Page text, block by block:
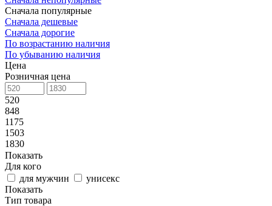
Сначала популярные
Сначала дешевые
Сначала дорогие
По возрастанию наличия
По убыванию наличия
Цена
Розничная цена
520
848
1175
1503
1830
Показать
Для кого
для мужчин
унисекс
Показать
Тип товара